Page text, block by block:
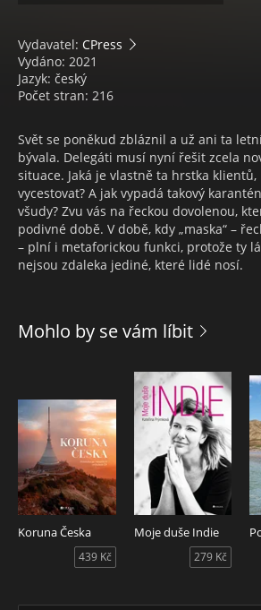
Vydavatel: CPress
Vydáno: 2021
Jazyk: český
Počet stran: 216
Svět se poněkud zbláznil a už ani ta
bývala. Delegáti musí nyní řešit zcela
situace. Jaká je vlastně ta hrstka
vycestovat? A jak vypadá takový
všudy? Zvu vás na řeckou dovolenou,
podivné době. V době, kdy „maska“ –
– plní i metaforickou funkci, protože ty
nejsou zdaleka jediné, které lidé nosí.
Mohlo by se vám líbit
Koruna Česka
439 Kč
Moje duše Indie
279 Kč